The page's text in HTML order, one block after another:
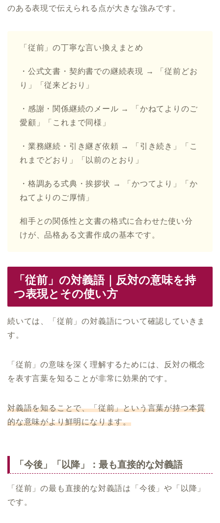
のある表現で伝えられる点が大きな強みです。
「従前」の丁寧な言い換えまとめ
・公式文書・契約書での継続表現 → 「従前どお
り」「従来どおり」
・感謝・関係継続のメール → 「かねてよりのご
愛顧」「これまで同様」
・業務継続・引き継ぎ依頼 → 「引き続き」「こ
れまでどおり」「以前のとおり」
・格調ある式典・挨拶状 → 「かつてより」「か
ねてよりのご厚情」
相手との関係性と文書の格式に合わせた使い分
けが、品格ある文書作成の基本です。
「従前」の対義語｜反対の意味を持
つ表現とその使い方
続いては、「従前」の対義語について確認していきま
す。
「従前」の意味を深く理解するためには、反対の概念
を表す言葉を知ることが非常に効果的です。
対義語を知ることで、「従前」という言葉が持つ本質
的な意味がより鮮明になります。
「今後」「以降」：最も直接的な対義語
「従前」の最も直接的な対義語は「今後」や「以降」
です。